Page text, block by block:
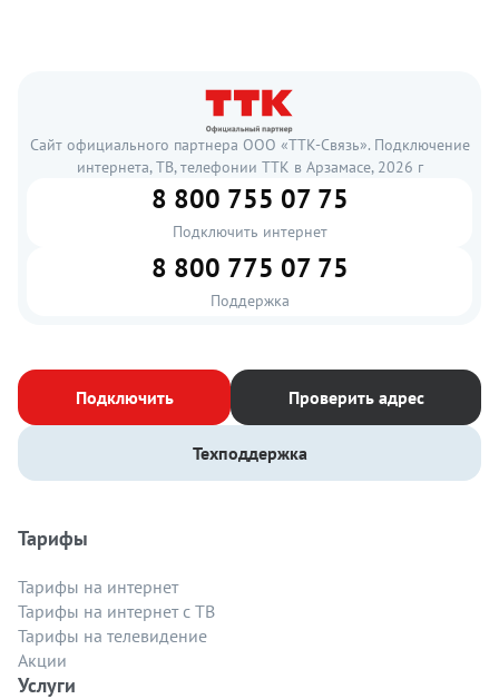
Сайт официального партнера ООО «ТТК-Связь». Подключение
интернета, ТВ, телефонии ТТК в Арзамасе, 2026 г
8 800 755 07 75
Подключить интернет
8 800 775 07 75
Поддержка
Подключить Проверить адрес
Техподдержка
Тарифы
Тарифы на интернет
Тарифы на интернет с ТВ
Тарифы на телевидение
Акции
Услуги